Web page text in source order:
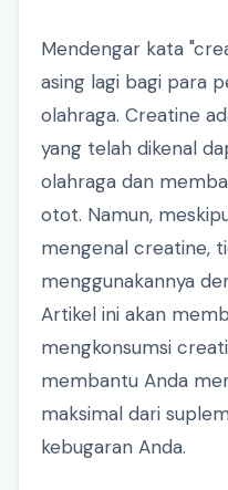
Mendengar kata
asing lagi bagi para
olahraga. Creatine
yang telah dikenal
olahraga dan
otot. Namun,
mengenal creatine,
menggunakannya
Artikel ini akan
mengkonsumsi
membantu Anda
maksimal dari
kebugaran Anda.